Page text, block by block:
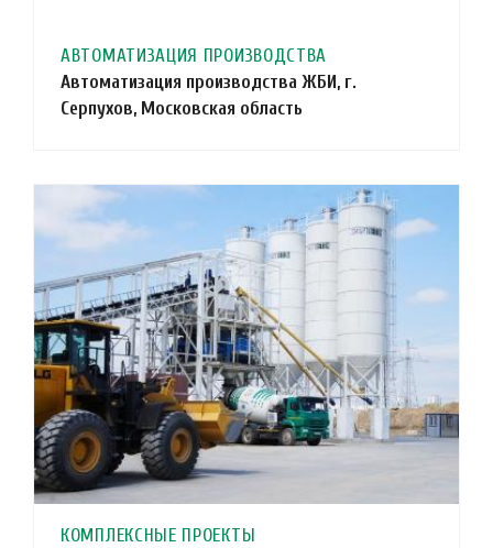
АВТОМАТИЗАЦИЯ ПРОИЗВОДСТВА
Автоматизация производства ЖБИ, г.
Серпухов, Московская область
КОМПЛЕКСНЫЕ ПРОЕКТЫ